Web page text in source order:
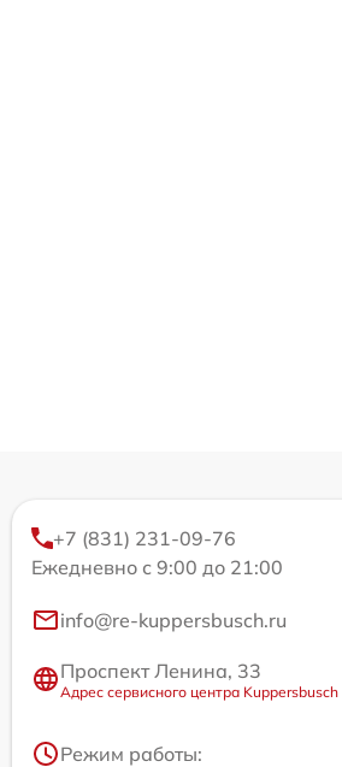
+7 (831) 231-09-76
Ежедневно с 9:00 до 21:00
info@re-kuppersbusch.ru
Проспект Ленина, 33
Адрес сервисного центра Kuppersbusch
Режим работы: